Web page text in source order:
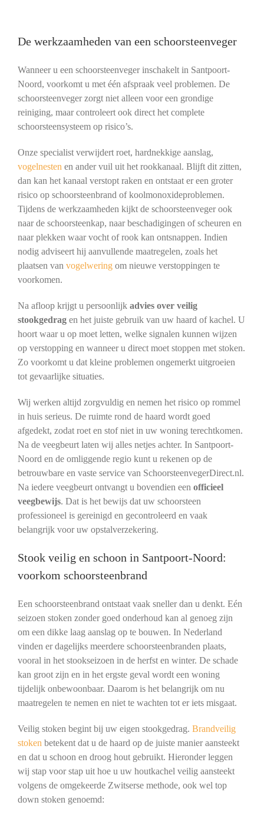
De werkzaamheden van een schoorsteenveger
Wanneer u een schoorsteenveger inschakelt in Santpoort-
Noord, voorkomt u met één afspraak veel problemen. De
schoorsteenveger zorgt niet alleen voor een grondige
reiniging, maar controleert ook direct het complete
schoorsteensysteem op risico’s.
Onze specialist verwijdert roet, hardnekkige aanslag,
vogelnesten en ander vuil uit het rookkanaal. Blijft dit zitten,
dan kan het kanaal verstopt raken en ontstaat er een groter
risico op schoorsteenbrand of koolmonoxideproblemen.
Tijdens de werkzaamheden kijkt de schoorsteenveger ook
naar de schoorsteenkap, naar beschadigingen of scheuren en
naar plekken waar vocht of rook kan ontsnappen. Indien
nodig adviseert hij aanvullende maatregelen, zoals het
plaatsen van vogelweringom nieuwe verstoppingen te
voorkomen.
Na afloop krijgt u persoonlijk advies over veilig
stookgedragen het juiste gebruik van uw haard of kachel. U
hoort waar u op moet letten, welke signalen kunnen wijzen
op verstopping en wanneer u direct moet stoppen met stoken.
Zo voorkomt u dat kleine problemen ongemerkt uitgroeien
tot gevaarlijke situaties.
Wij werken altijd zorgvuldig en nemen het risico op rommel
in huis serieus. De ruimte rond de haard wordt goed
afgedekt, zodat roet en stof niet in uw woning terechtkomen.
Na de veegbeurt laten wij alles netjes achter. In Santpoort-
Noord en de omliggende regio kunt u rekenen op de
betrouwbare en vaste service van SchoorsteenvegerDirect.nl.
Na iedere veegbeurt ontvangt u bovendien een officieel
veegbewijs. Dat is het bewijs dat uw schoorsteen
professioneel is gereinigd en gecontroleerd en vaak
belangrijk voor uw opstalverzekering.
Stook veilig en schoon in Santpoort-Noord:
voorkom schoorsteenbrand
Een schoorsteenbrand ontstaat vaak sneller dan u denkt. Eén
seizoen stoken zonder goed onderhoud kan al genoeg zijn
om een dikke laag aanslag op te bouwen. In Nederland
vinden er dagelijks meerdere schoorsteenbranden plaats,
vooral in het stookseizoen in de herfst en winter. De schade
kan groot zijn en in het ergste geval wordt een woning
tijdelijk onbewoonbaar. Daarom is het belangrijk om nu
maatregelen te nemen en niet te wachten tot er iets misgaat.
Veilig stoken begint bij uw eigen stookgedrag. Brandveilig
stoken betekent dat u de haard op de juiste manier aansteekt
en dat u schoon en droog hout gebruikt. Hieronder leggen
wij stap voor stap uit hoe u uw houtkachel veilig aansteekt
volgens de omgekeerde Zwitserse methode, ook wel top
down stoken genoemd: